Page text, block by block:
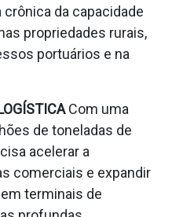
da capacidade
propriedades rurais,
portuários e na
Com uma
de toneladas de
acelerar a
comerciais e expandir
terminais de